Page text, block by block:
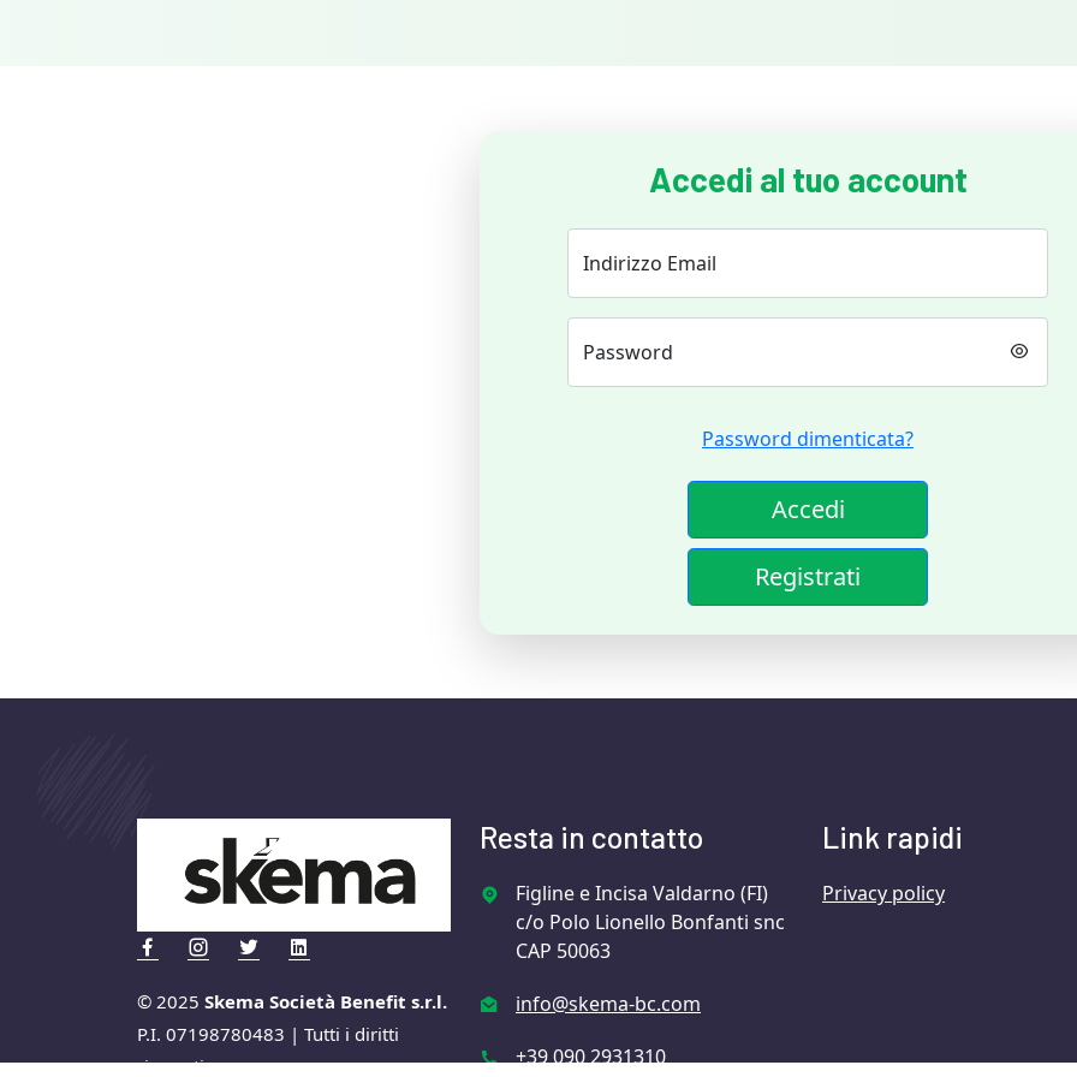
Accedi al tuo account
Indirizzo Email
Password
Password dimenticata?
Accedi
Registrati
© 2025 Skema Società Benefit s.r.l.
P.I. 07198780483 | Tutti i diritti
riservati.
Resta in contatto
Figline e Incisa Valdarno (FI)
c/o Polo Lionello Bonfanti snc
CAP 50063
info@skema-bc.com
+39 090 2931310
Link rapidi
Privacy policy